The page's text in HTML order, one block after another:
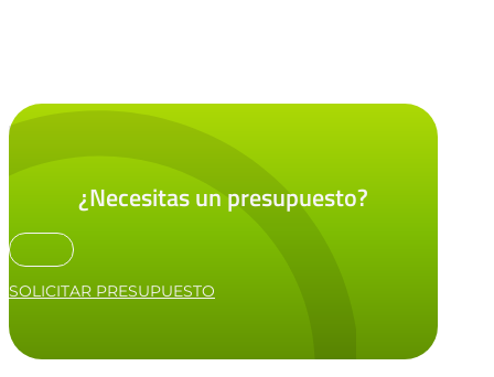
¿Necesitas un presupuesto?
SOLICITAR PRESUPUESTO